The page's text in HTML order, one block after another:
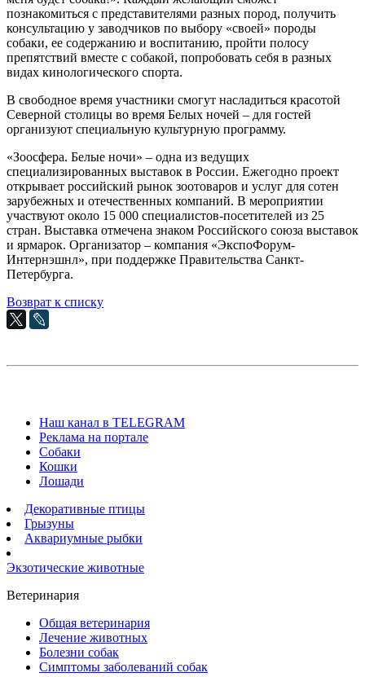
познакомиться c представителями разных пород, получить
консультацию у заводчиков по выбору «своей» породы
собаки, ее содержанию и воспитанию, пройти полосу
препятствий вместе с собакой, попробовать себя в разных
видах кинологического спорта.
В свободное время участники смогут насладиться красотой
Северной столицы во время Белых ночей – для гостей
организуют специальную культурную программу.
«Зоосфера. Белые ночи» – одна из ведущих
специализированных выставок в России. Ежегодно проект
открывает российский рынок зоотоваров и услуг для сотен
зарубежных и отечественных компаний. В мероприятии
участвуют около 15 000 специалистов-посетителей из 25
стран. Выставка отмечена знаком Российского союза выставок
и ярмарок. Организатор – компания «ЭкспоФорум-
Интернэшнл», при поддержке Правительства Санкт-
Петербурга.
Возврат к списку
Наш канал в TELEGRAM
Реклама на портале
Собаки
Кошки
Лошади
Декоративные птицы
Грызуны
Аквариумные рыбки
Экзотические животные
Ветеринария
Общая ветеринария
Лечение животных
Болезни собак
Симптомы заболеваний собак